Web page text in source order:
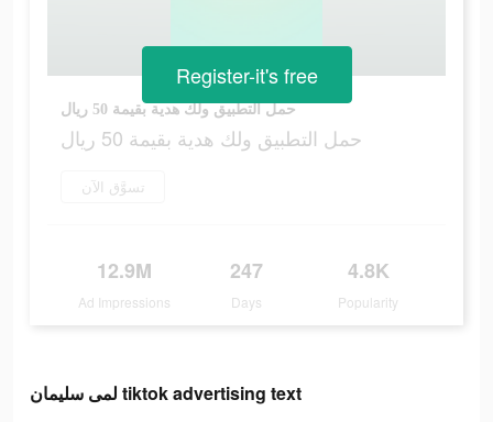
حمل التطبيق ولك هدية بقيمة 50 ريال
حمل التطبيق ولك هدية بقيمة 50 ريال
تسوَّق الآن
12.9M
Ad Impressions
247
Days
4.8K
Popularity
Register-it's free
لمى سليمان tiktok advertising text